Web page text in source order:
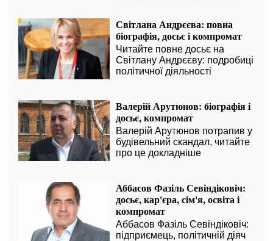
Світлана Андрєєва: повна
біографія, досьє і компромат
Читайте повне досьє на
Світлану Андрєєву: подробиці
політичної діяльності
Валерій Арутюнов: біографія і
досьє, компромат
Валерій Арутюнов потрапив у
будівельний скандал, читайте
про це докладніше
Аббасов Фазіль Севіндіковіч:
досьє, кар'єра, сім'я, освіта і
компромат
Аббасов Фазіль Севіндіковіч:
підприємець, політичній діяч